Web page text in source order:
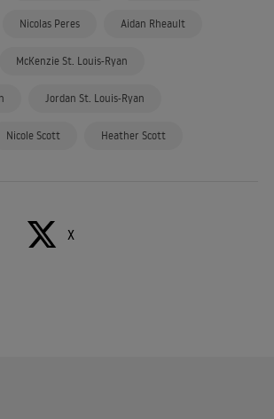
Nicolas Peres Aidan Rheault
McKenzie St. Louis-Ryan
Jordan St. Louis-Ryan
Nicole Scott Heather Scott
X